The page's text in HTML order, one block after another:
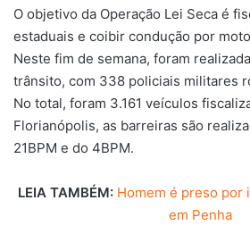
O objetivo da Operação Lei Seca é
estaduais e coibir condução por
Neste fim de semana, foram
trânsito, com 338 policiais militares
No total, foram 3.161 veículos
Florianópolis, as barreiras são
21BPM e do 4BPM.
LEIA TAMBÉM: Homem é preso por
em Penha